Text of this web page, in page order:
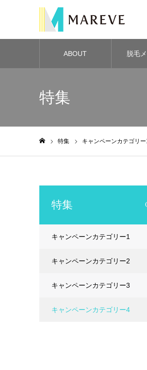
ABOUT 脱毛
特集
特集 キャンペーンカテゴリー
特集
キャンペーンカテゴリー1
キャンペーンカテゴリー2
キャンペーンカテゴリー3
キャンペーンカテゴリー4